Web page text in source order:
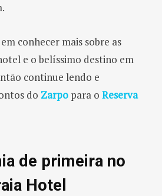
conhecer mais sobre as
e o belíssimo destino em
continue lendo e
do Zarpo para o Reserva
de primeira no
Hotel